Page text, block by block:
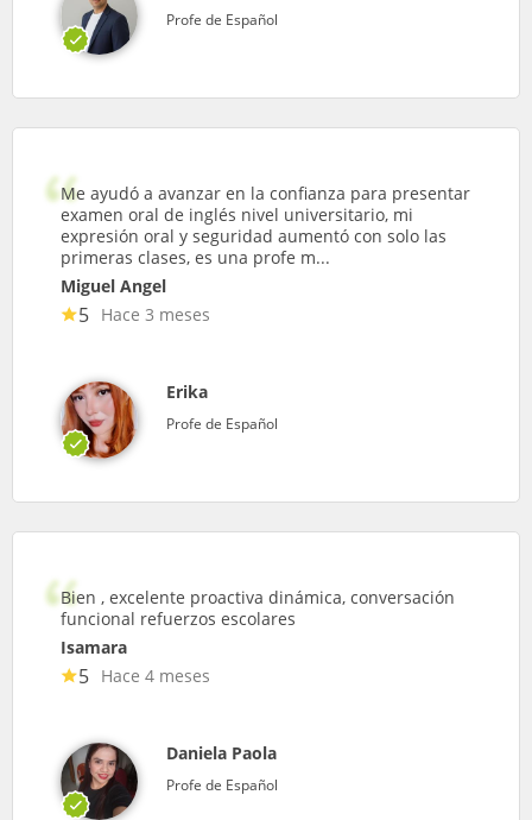
Profe de Español
Me ayudó a avanzar en la confianza para presentar
examen oral de inglés nivel universitario, mi
expresión oral y seguridad aumentó con solo las
primeras clases, es una profe m...
Miguel Angel
5 Hace 3 meses
Erika
Profe de Español
Bien , excelente proactiva dinámica, conversación
funcional refuerzos escolares
Isamara
5 Hace 4 meses
Daniela Paola
Profe de Español